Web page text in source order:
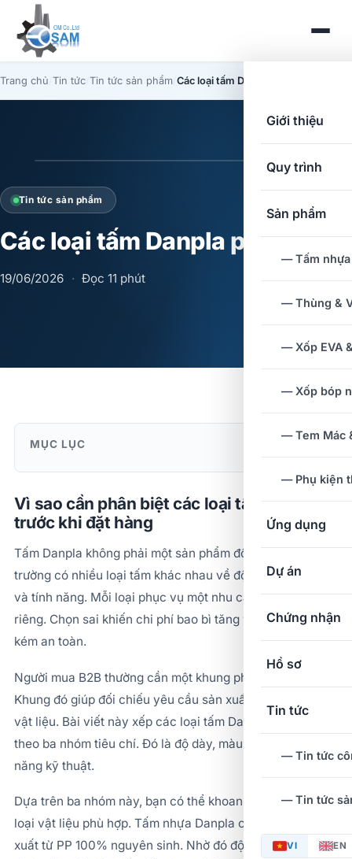
Giới thiệu
Quy trình
Sản phẩm
— Tấm nhựa
— Thùng &
— Xốp EVA
— Xốp bóp
— Tem Mác
— Phụ kiện
Ứng dụng
Dự án
Chứng nhận
Hồ sơ
Tin tức
— Tin tức
— Tin tức
VI EN
Trang chủ Tin tức Tin tức sản phẩm Các loại tấm Danpla phổ biến
Tin tức sản phẩm
Các loại tấm Danpla phổ biến
19/06/2026 · Đọc 11 phút
MỤC LỤC
Vì sao cần phân biệt các loại tấm Danpla
trước khi đặt hàng
Tấm Danpla không phải một sản phẩm đồng nhất. Thị
trường có nhiều loại tấm khác nhau về độ dày, màu sắc
và tính năng. Mỗi loại phục vụ một nhu cầu đóng gói
riêng. Chọn sai khiến chi phí bao bì tăng và hàng hóa
kém an toàn.
Người mua B2B thường cần một khung phân loại rõ ràng.
Khung đó giúp đối chiếu yêu cầu sản xuất với thông số
vật liệu. Bài viết này xếp các loại tấm Danpla phổ biến
theo ba nhóm tiêu chí. Đó là độ dày, màu sắc và tính
năng kỹ thuật.
Dựa trên ba nhóm này, bạn có thể khoanh vùng nhanh
loại vật liệu phù hợp. Tấm nhựa Danpla của SAM sản
xuất từ PP 100% nguyên sinh. Nhờ đó độ bền cơ học ổn